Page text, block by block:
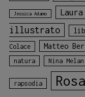
Jessica Adamo Laura
illustrato
Colace
Matteo
natura Nina Melan
rapsodia